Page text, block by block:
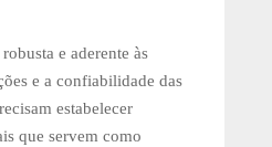
e aderente às
e a confiabilidade das
estabelecer
que servem como